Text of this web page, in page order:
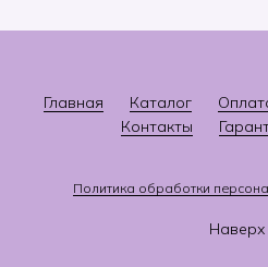
Главная Каталог
Контакты
Политика обработки
Наверх